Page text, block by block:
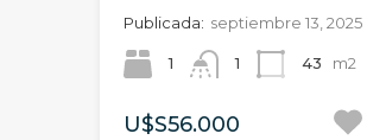
Publicada: septiembre 13, 2025
1 1 43 m2
U$S56.000